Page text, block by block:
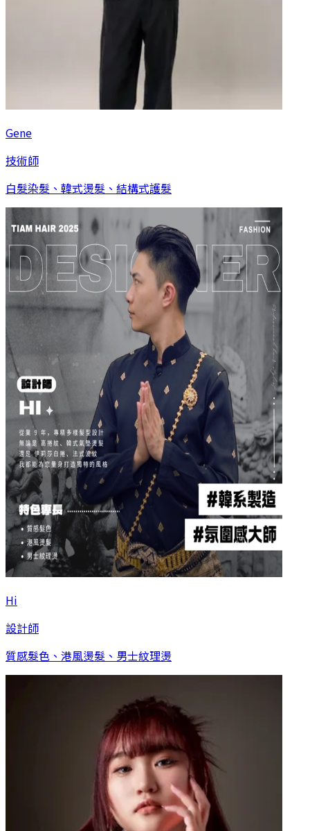
Gene
技術師
白髮染髮、韓式燙髮、結構式護髮
Hi
設計師
質感髮色、港風燙髮、男士紋理燙